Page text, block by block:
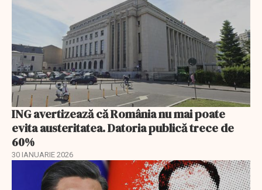
ING avertizează că România nu mai poate
evita austeritatea. Datoria publică trece de
60%
30 IANUARIE 2026